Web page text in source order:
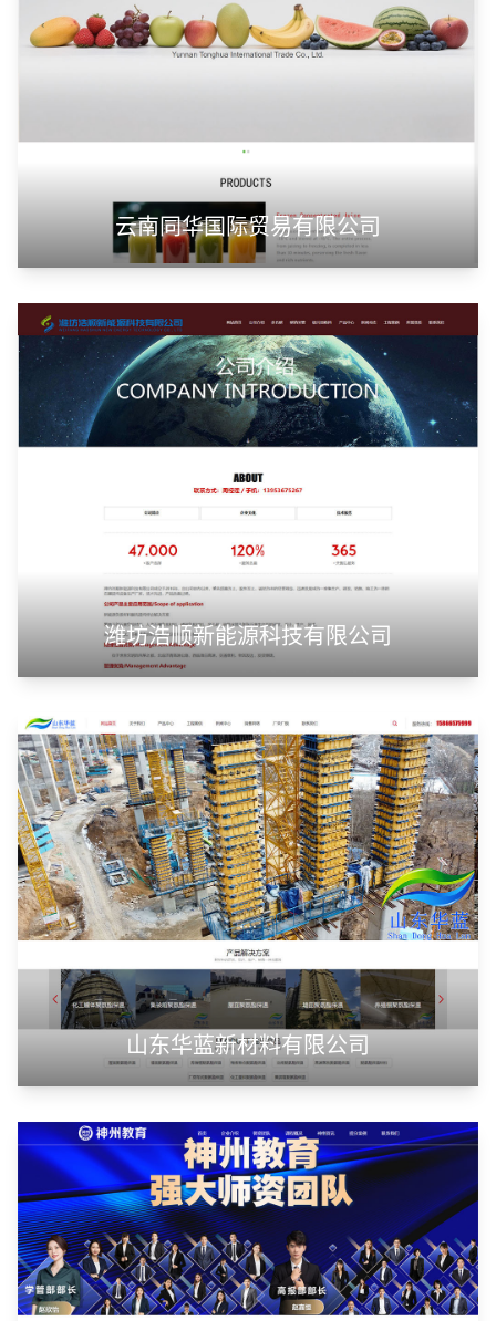
云南同华国际贸易有限公司
潍坊浩顺新能源科技有限公司
山东华蓝新材料有限公司